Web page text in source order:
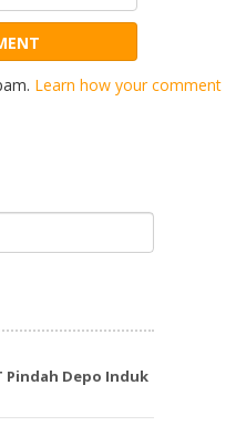
Learn how your comment
Pindah Depo Induk